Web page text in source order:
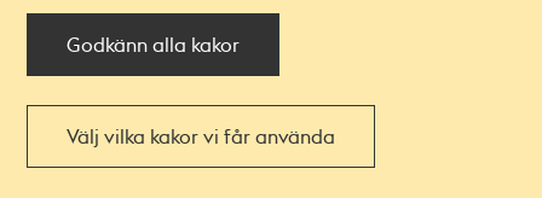
Godkänn alla kakor
Välj vilka kakor vi får använda